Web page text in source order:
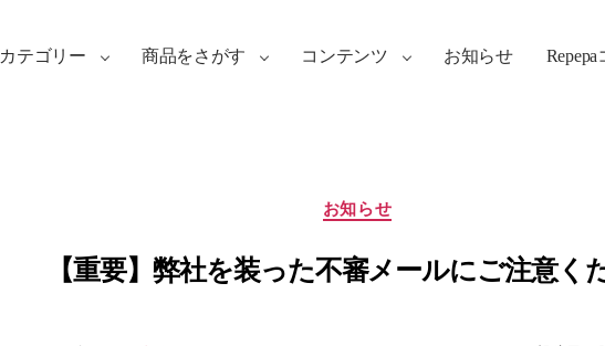
カテゴリー 商品をさがす コンテンツ お知らせ
カ
テ
リ
お知らせ
【重要】弊社を装った不審メールにご注意く